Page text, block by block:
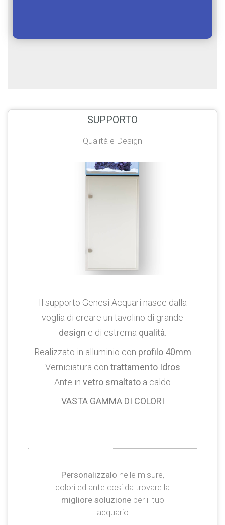
SUPPORTO
Qualità e Design
Il supporto Genesi Acquari nasce dalla
voglia di creare un tavolino di grande
design e di estrema qualità.
Realizzato in alluminio con profilo 40mm
Verniciatura con trattamento Idros
Ante in vetro smaltato a caldo
VASTA GAMMA DI COLORI
Personalizzalo nelle misure,
colori ed ante cosi da trovare la
migliore soluzioneper il tuo
acquario